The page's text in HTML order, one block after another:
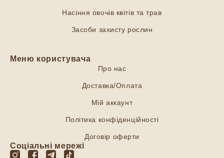
Насіння овочів квітів та трав
Засоби захисту рослин
Меню користувача
Про нас
Доставка/Оплата
Мій аккаунт
Політика конфіденційності
Договір оферти
Соціальні мережі